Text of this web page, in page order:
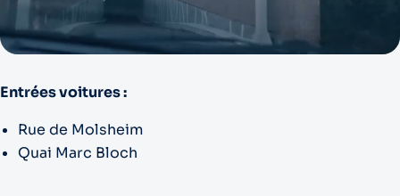
Entrées voitures :
Rue de Molsheim
Quai Marc Bloch